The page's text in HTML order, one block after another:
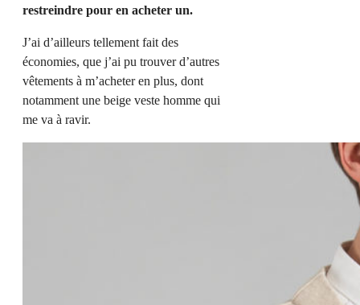
restreindre pour en acheter un.
J’ai d’ailleurs tellement fait des
économies, que j’ai pu trouver d’autres
vêtements à m’acheter en plus, dont
notamment une beige veste homme qui
me va à ravir.